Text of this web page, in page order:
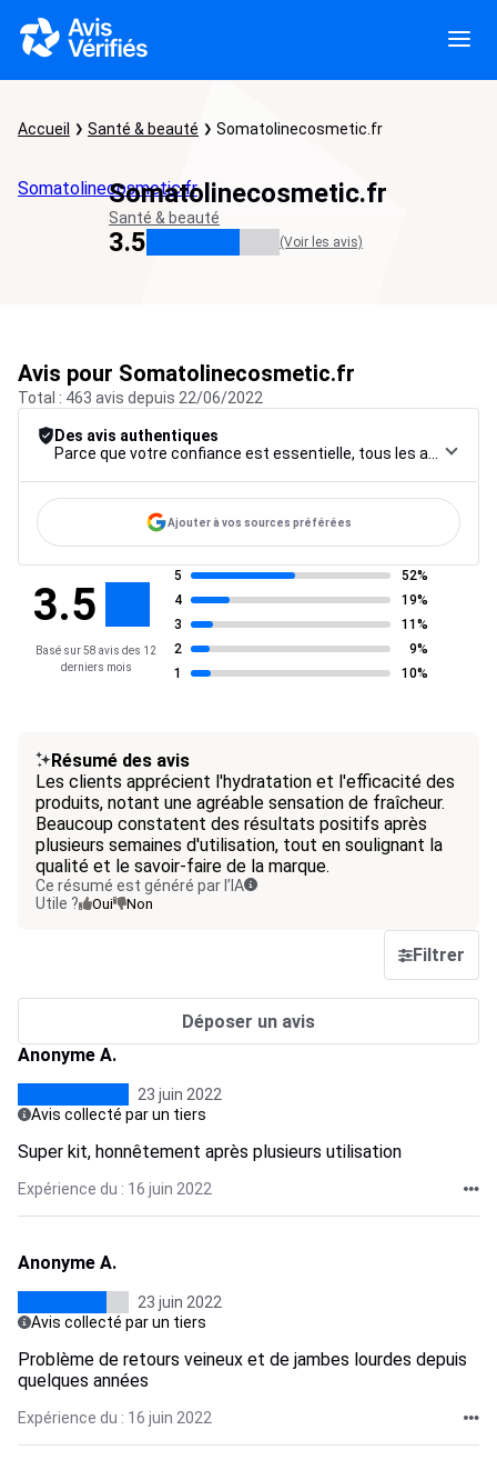
Accueil Santé & beauté Somatolinecosmetic.fr
Somatolinecosmetic.frSomatolinecosmetic.fr
Santé & beauté
3.5 (Voir les avis)
Avis pour Somatolinecosmetic.fr
Total : 463 avis depuis 22/06/2022
Des avis authentiques
Ajouter à vos sources préférées
3.5
Basé sur 58 avis des 12
derniers mois
5
52%
4
19%
3
11%
2
9%
1
10%
Résumé des avis
Les clients apprécient l'hydratation et l'efficacité des
produits, notant une agréable sensation de fraîcheur.
Beaucoup constatent des résultats positifs après
plusieurs semaines d'utilisation, tout en soulignant la
qualité et le savoir-faire de la marque.
Ce résumé est généré par l’IA
Utile ?
Oui Non
Filtrer
Déposer un avis
Anonyme A.
23 juin 2022
Avis collecté par un tiers
Super kit, honnêtement après plusieurs utilisation
Expérience du : 16 juin 2022
Anonyme A.
23 juin 2022
Avis collecté par un tiers
Problème de retours veineux et de jambes lourdes depuis
quelques années
Expérience du : 16 juin 2022